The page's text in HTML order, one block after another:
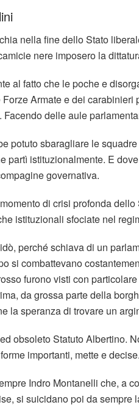
nella fine dello Stato
nere imposero la
al fatto che le poche e
Armate e dei carabinieri
delle aule
potuto sbaragliare le
partì istituzionalmente. E
governativa.
di crisi profonda
istituzionali sfociate nel
perché schiava di un
si combattevano
furono visti con
da grossa parte della
la speranza di trovare un
obsoleto Statuto Albertino.
importanti, mette e decise.
Indro Montanelli che, a
si suicidano poi da sempre